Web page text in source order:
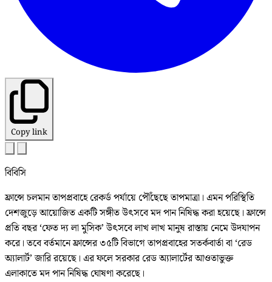
Copy link
বিবিসি
ফ্রান্সে চলমান তাপপ্রবাহে রেকর্ড পর্যায়ে পৌঁছেছে তাপমাত্রা। এমন পরিস্থিতি
দেশজুড়ে আয়োজিত একটি সঙ্গীত উৎসবে মদ পান নিষিদ্ধ করা হয়েছে। ফ্রান্সে
প্রতি বছর ‘ফেত দ্য লা মুসিক’ উৎসবে লাখ লাখ মানুষ রাস্তায় নেমে উদযাপন
করে। তবে বর্তমানে ফ্রান্সের ৩৫টি বিভাগে তাপপ্রবাহের সতর্কবার্তা বা ‘রেড
অ্যালার্ট’ জারি রয়েছে। এর ফলে সরকার রেড অ্যালার্টের আওতাভুক্ত
এলাকাতে মদ পান নিষিদ্ধ ঘোষণা করেছে।